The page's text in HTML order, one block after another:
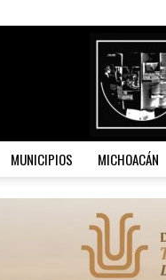
MUNICIPIOS MICHOACÁN